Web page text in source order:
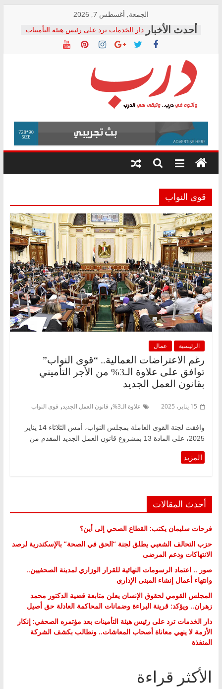
content
الجمعة, أغسطس 7, 2026
دار الخدمات ترد على رئيس هيئة التأمينات
بعد مؤتمره الصحفي: إنكار الأزمة لا ينهي
معاناة أصحاب المعاشات.. ونطالب بكشف
فرحات سليمان يكتب: القطاع الصحي إلى
أين؟
حزب التحالف الشعبي يطلق لجنة “الحق
في الصحة” بالإسكندرية لرصد الانتهاكات
ودعم المرضى
الوزاري لمدينة الصحفيين.. وانتهاء أعمال
إنشاء المبنى الإداري
المجلس القومي لحقوق الإنسان يعلن
متابعة قضية الدكتور محمد زهران.. ويؤكد:
قرينة البراءة وضمانات المحاكمة العادلة
درب
وأتوه
درب..
وتبقى
هي
قوى النواب
الرئيسية عمال
رغم الاعتراضات العمالية.. “قوى النواب”
توافق على علاوة الـ3% من الأجر التأميني
بقانون العمل الجديد
15 يناير، 2025 علاوة الـ3% , قانون العمل الجديد, قوى النواب
وافقت لجنة القوى العاملة بمجلس النواب، أمس الثلاثاء 14 يناير
2025، على المادة 13 بمشروع قانون العمل الجديد المقدم من
أحدث المقالات
فرحات سليمان يكتب: القطاع الصحي إلى أين؟
حزب التحالف الشعبي يطلق لجنة “الحق في الصحة” بالإسكندرية لرصد
الانتهاكات ودعم المرضى
صور .. اعتماد الرسومات النهائية للقرار الوزاري لمدينة الصحفيين..
وانتهاء أعمال إنشاء المبنى الإداري
المجلس القومي لحقوق الإنسان يعلن متابعة قضية الدكتور محمد
زهران.. ويؤكد: قرينة البراءة وضمانات المحاكمة العادلة حق أصيل
دار الخدمات ترد على رئيس هيئة التأمينات بعد مؤتمره الصحفي: إنكار
الأزمة لا ينهي معاناة أصحاب المعاشات.. ونطالب بكشف الشركة
المنفذة
الأكثر قراءة